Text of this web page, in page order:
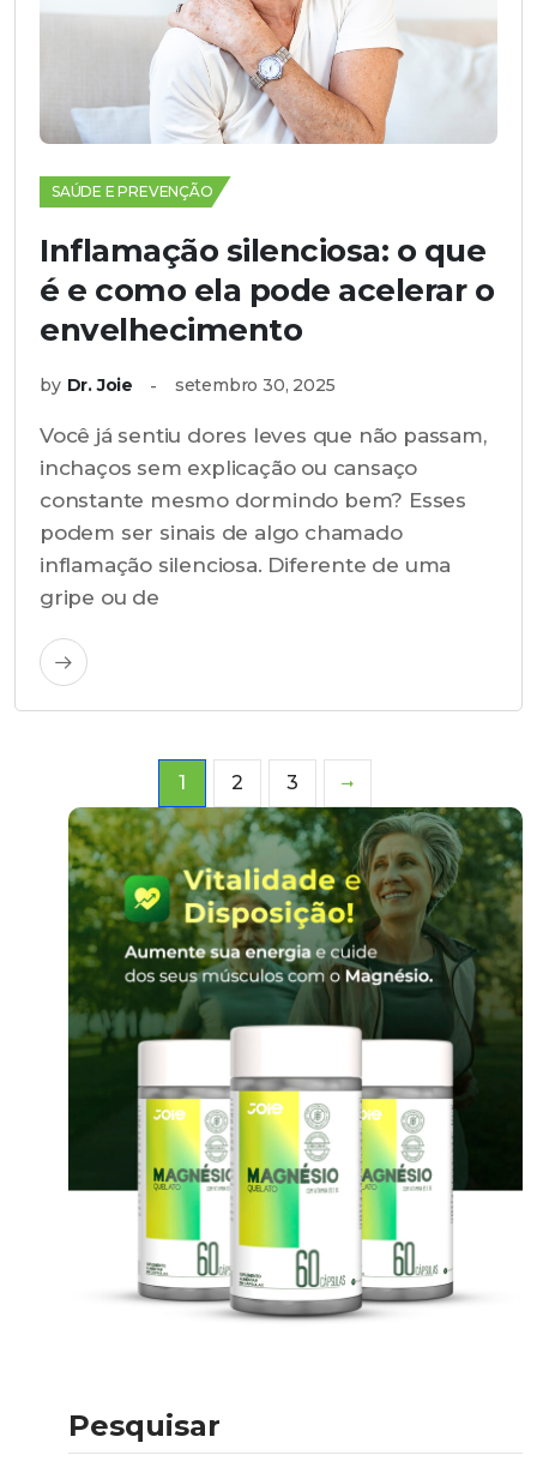
SAÚDE E PREVENÇÃO
Inflamação silenciosa: o que
é e como ela pode acelerar o
envelhecimento
by Dr. Joie setembro 30, 2025
Você já sentiu dores leves que não passam,
inchaços sem explicação ou cansaço
constante mesmo dormindo bem? Esses
podem ser sinais de algo chamado
inflamação silenciosa. Diferente de uma
gripe ou de
1 2 3
Pesquisar